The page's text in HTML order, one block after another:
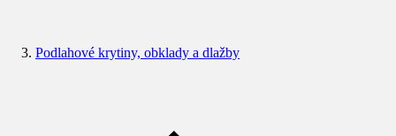
Podlahové krytiny, obklady a dlažby